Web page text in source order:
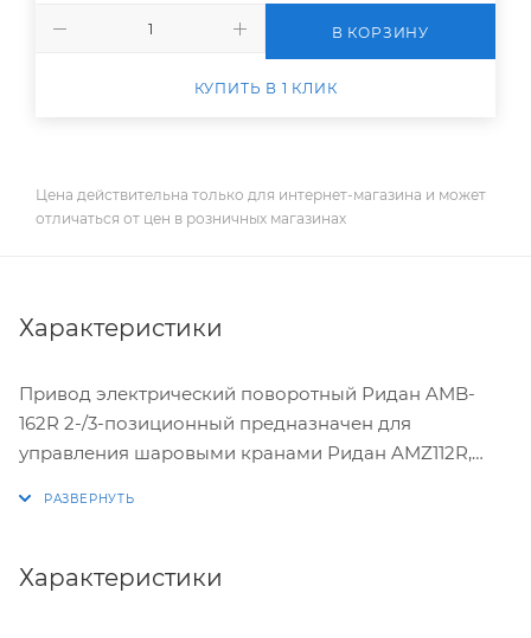
В КОРЗИНУ
КУПИТЬ В 1 КЛИК
Цена действительна только для интернет-магазина и может
отличаться от цен в розничных магазинах
Характеристики
Привод электрический поворотный Ридан AMB-
162R 2-/3-позиционный предназначен для
управления шаровыми кранами Ридан AMZ112R,
DN20–100. AMB-182R предназначен для HFE-3R
Характеристики